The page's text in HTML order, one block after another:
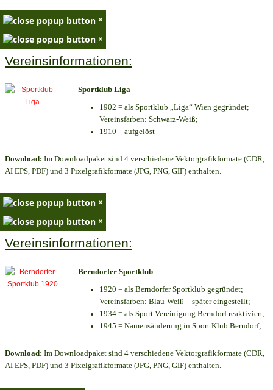
×
×
Vereinsinformationen:
Sportklub Liga
1902 = als Sportklub „Liga“ Wien gegründet;
Vereinsfarben: Schwarz-Weiß;
1910 = aufgelöst
Download: Im Downloadpaket sind 4 verschiedene Vektorgrafikformate (CDR,
AI EPS, PDF) und 3 Pixelgrafikformate (JPG, PNG, GIF) enthalten.
×
×
Vereinsinformationen:
Berndorfer Sportklub
1920 = als Berndorfer Sportklub gegründet;
Vereinsfarben: Blau-Weiß – später eingestellt;
1934 = als Sport Vereinigung Berndorf reaktiviert;
1945 = Namensänderung in Sport Klub Berndorf;
Download: Im Downloadpaket sind 4 verschiedene Vektorgrafikformate (CDR,
AI EPS, PDF) und 3 Pixelgrafikformate (JPG, PNG, GIF) enthalten.